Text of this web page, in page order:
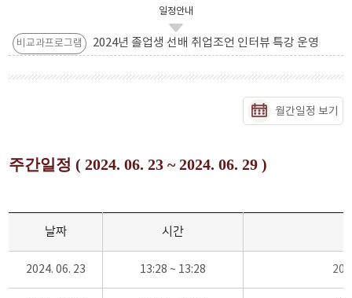
일정안내
비교과프로그램 2024년 졸업생 선배 취업조언 인터뷰 특강 운영
월간일정 보기
주간일정 ( 2024. 06. 23 ~ 2024. 06. 29 )
날짜 시간
2024. 06. 23 13:28 ~ 13:28